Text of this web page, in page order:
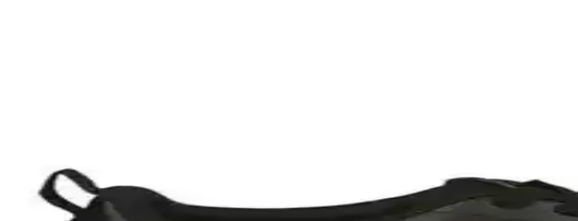
Gri süet malzemeden üretilmiş, çelik burun ve kaymaz tabana sahip, hafif ve rahat tasarımıyla iş
Slazenger Adelbert ve Adria Erkek Sneaker Karşılaştırması Yüksek Konfor